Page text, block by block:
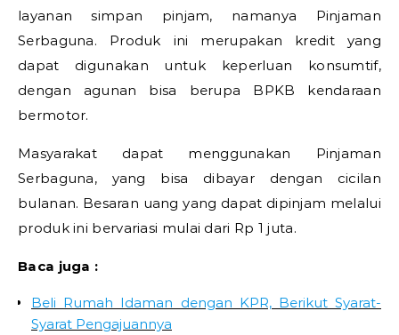
layanan simpan pinjam, namanya Pinjaman
Serbaguna. Produk ini merupakan kredit yang
dapat digunakan untuk keperluan konsumtif,
dengan agunan bisa berupa BPKB kendaraan
bermotor.
Masyarakat dapat menggunakan Pinjaman
Serbaguna, yang bisa dibayar dengan cicilan
bulanan. Besaran uang yang dapat dipinjam melalui
produk ini bervariasi mulai dari Rp 1 juta.
Baca juga :
Beli Rumah Idaman dengan KPR, Berikut Syarat-
Syarat Pengajuannya